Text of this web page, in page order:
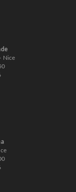
Nice